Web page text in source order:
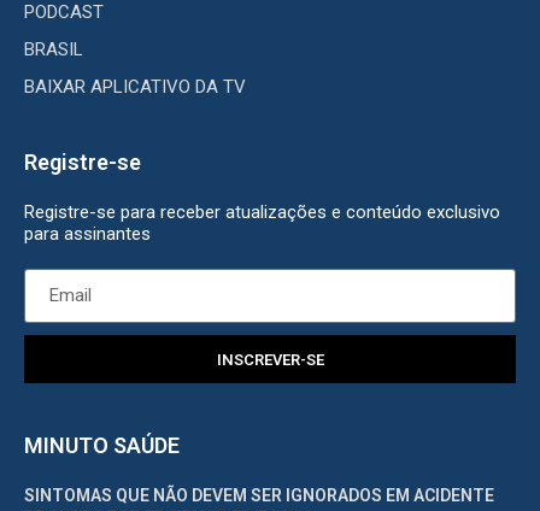
PODCAST
BRASIL
BAIXAR APLICATIVO DA TV
Registre-se
Registre-se para receber atualizações e conteúdo exclusivo
para assinantes
INSCREVER-SE
MINUTO SAÚDE
SINTOMAS QUE NÃO DEVEM SER IGNORADOS EM ACIDENTE